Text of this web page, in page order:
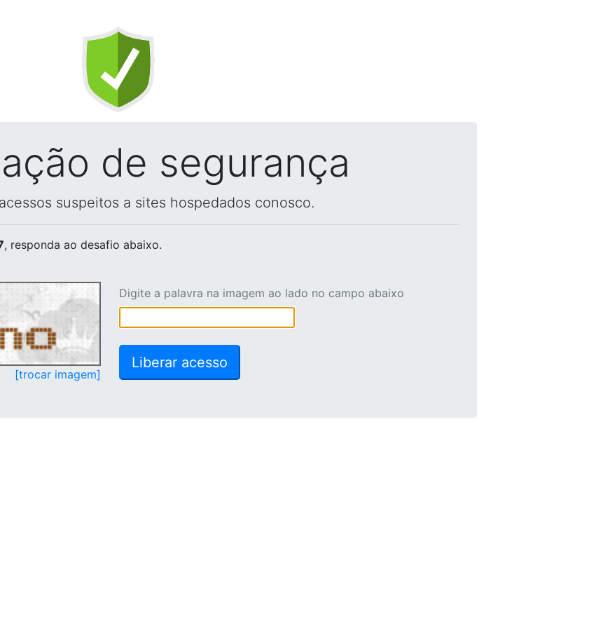
de segurança
suspeitos a sites hospedados conosco.
, responda ao desafio abaixo.
[trocar imagem]
Digite a palavra na imagem ao lado no campo abaixo